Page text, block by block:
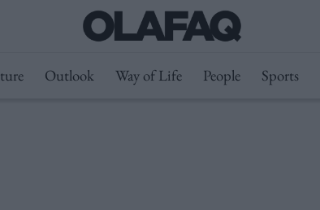
Outlook Way of Life People Sports